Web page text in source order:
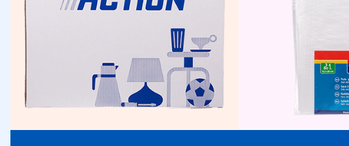
坚固、可堆叠且易于使用。我们的搬家纸箱
使搬家变得井井有条且安全，适用于各种尺
寸。